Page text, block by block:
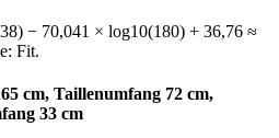
− 70,041 × log10(180) + 36,76 ≈
Fit.
cm, Taillenumfang 72 cm,
33 cm